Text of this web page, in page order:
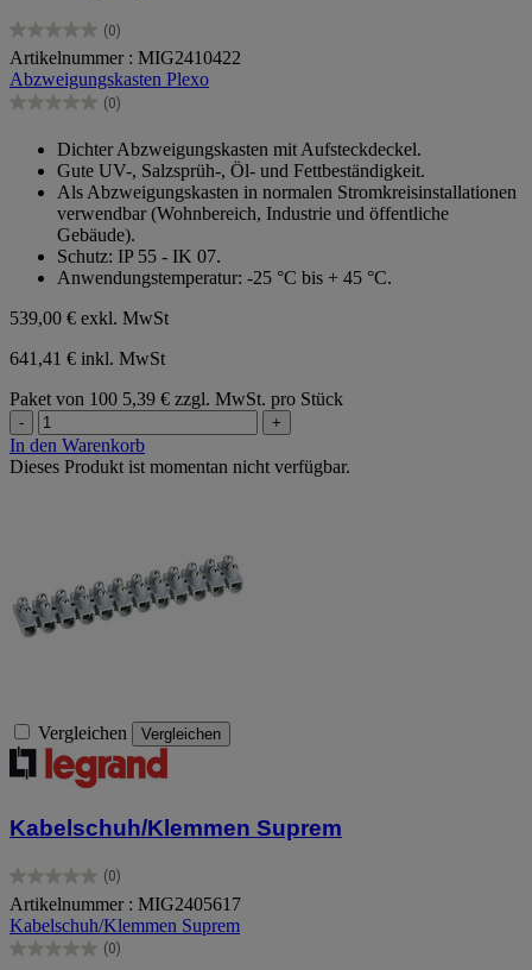
(0)
0.0
von
5
Sternen.
Artikelnummer : MIG2410422
Abzweigungskasten Plexo
(0)
0.0
Sternen.
Dichter Abzweigungskasten mit Aufsteckdeckel.
Gute UV-, Salzsprüh-, Öl- und Fettbeständigkeit.
Als Abzweigungskasten in normalen Stromkreisinstallationen
verwendbar (Wohnbereich, Industrie und öffentliche
Gebäude).
Schutz: IP 55 - IK 07.
Anwendungstemperatur: -25 °C bis + 45 °C.
539,00 € exkl. MwSt
641,41 € inkl. MwSt
Paket von 100 5,39 € zzgl. MwSt. pro Stück
- +
In den Warenkorb
Dieses Produkt ist momentan nicht verfügbar.
Vergleichen Vergleichen
Kabelschuh/Klemmen Suprem
(0)
0.0
von
5
Sternen.
Artikelnummer : MIG2405617
Kabelschuh/Klemmen Suprem
(0)
0.0